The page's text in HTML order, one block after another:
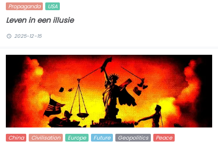
Propaganda
USA
Leven in een illusie
2025-12-15
China Civilisation Europe Future Geopolitics Peace